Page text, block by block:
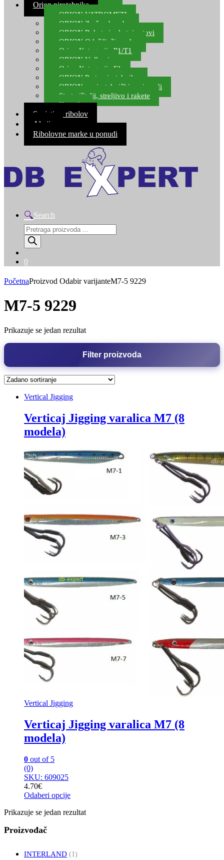
Orion pirotehnika
ORION VATROMETI
ORION Zračne bombe
ORION Rakete i raketni setovi
ORION Odašiljači zvuka
Orion Kategorija P1/T1
ORION Vulkani
Orion Kategorija F1
ORION Party pirotehnika
ORION nepirotehnički proizvodi
Start pištolji, streljivo i rakete
Kontakt
Savjeti za ribolov
Akcija
Ribolovne marke u ponudi
Search
Products
search
0
PočetnaProizvod Odabir varijanteM7-5 9229
M7-5 9229
Prikazuje se jedan rezultat
Filter proizvoda
Vertical Jigging
Verticaj Jigging varalica M7 (8
modela)
Vertical Jigging
Verticaj Jigging varalica M7 (8
modela)
0 out of 5
(0)
SKU: 609025
4.70€
Odaberi opcije
proizvod
više
se
Prikazuje se jedan rezultat
Proizvođač
INTERLAND (1)